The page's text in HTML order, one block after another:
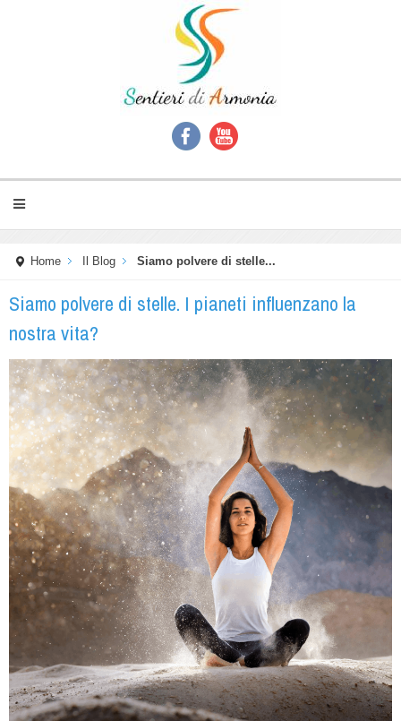
Home Il Blog Siamo polvere di stelle...
Siamo polvere di stelle. I pianeti influenzano la
nostra vita?